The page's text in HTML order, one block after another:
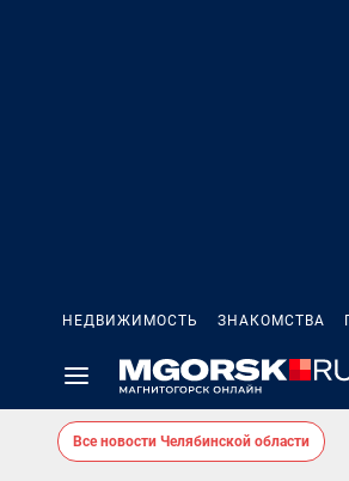
НЕДВИЖИМОСТЬ ЗНАКОМСТВА
Все новости Челябинской области